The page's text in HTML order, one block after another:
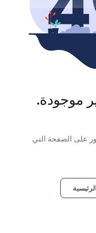
موجودة.
على الصفحة التي